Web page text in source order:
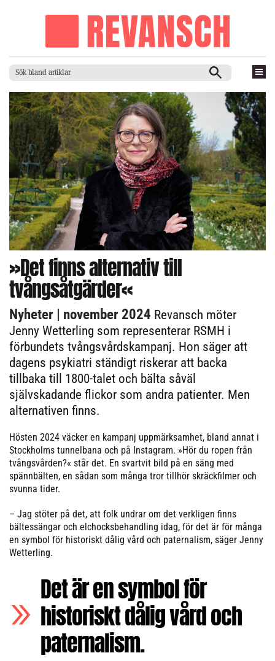
»Det finns alternativ till
tvångsåtgärder«
Nyheter | november 2024 Revansch möter
Jenny Wetterling som representerar RSMH i
förbundets tvångsvårdskampanj. Hon säger att
dagens psykiatri ständigt riskerar att backa
tillbaka till 1800-talet och bälta såväl
självskadande flickor som andra patienter. Men
alternativen finns.
Hösten 2024 väcker en kampanj uppmärksamhet, bland annat i
Stockholms tunnelbana och på Instagram. »Hör du ropen från
tvångsvården?« står det. En svartvit bild på en säng med
spännbälten, en sådan som många tror tillhör skräckfilmer och
svunna tider.
– Jag stöter på det, att folk undrar om det verkligen finns
bältessängar och elchocksbehandling idag, för det är för många
en symbol för historiskt dålig vård och paternalism, säger Jenny
Wetterling.
Det är en symbol för
historiskt dålig vård och
paternalism.